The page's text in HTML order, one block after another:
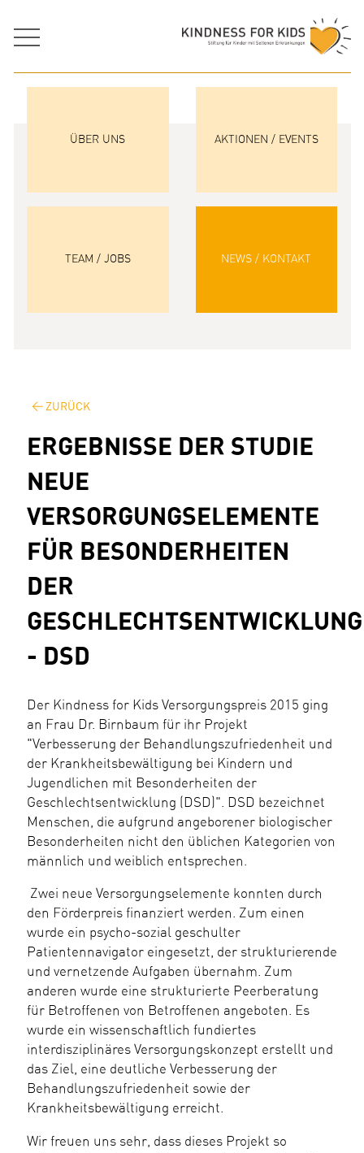
ÜBER UNS AKTIONEN / EVENTS
TEAM / JOBS NEWS / KONTAKT
ZURÜCK
ERGEBNISSE DER STUDIE
NEUE
VERSORGUNGSELEMENTE
FÜR BESONDERHEITEN
DER
GESCHLECHTSENTWICKLUNG
- DSD
Der Kindness for Kids Versorgungspreis 2015 ging
an Frau Dr. Birnbaum für ihr Projekt
"Verbesserung der Behandlungszufriedenheit und
der Krankheitsbewältigung bei Kindern und
Jugendlichen mit Besonderheiten der
Geschlechtsentwicklung (DSD)". DSD bezeichnet
Menschen, die aufgrund angeborener biologischer
Besonderheiten nicht den üblichen Kategorien von
männlich und weiblich entsprechen.
Zwei neue Versorgungselemente konnten durch
den Förderpreis finanziert werden. Zum einen
wurde ein psycho-sozial geschulter
Patientennavigator eingesetzt, der strukturierende
und vernetzende Aufgaben übernahm. Zum
anderen wurde eine strukturierte Peerberatung
für Betroffenen von Betroffenen angeboten. Es
wurde ein wissenschaftlich fundiertes
interdisziplinäres Versorgungskonzept erstellt und
das Ziel, eine deutliche Verbesserung der
Behandlungszufriedenheit sowie der
Krankheitsbewältigung erreicht.
Wir freuen uns sehr, dass dieses Projekt so